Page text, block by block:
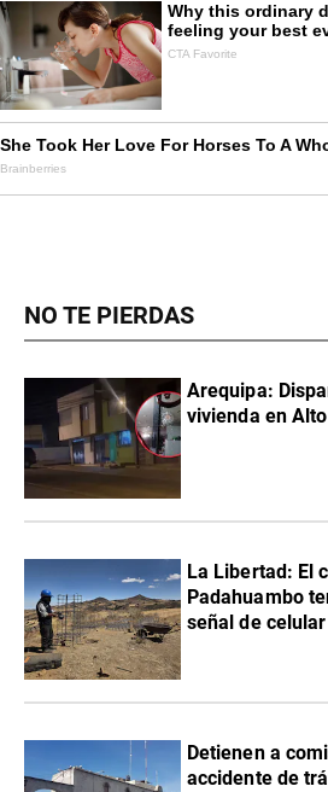
NO TE PIERDAS
Arequipa:
vivienda en
La Libertad: El
Padahuambo
señal de celular
Detienen a
accidente de